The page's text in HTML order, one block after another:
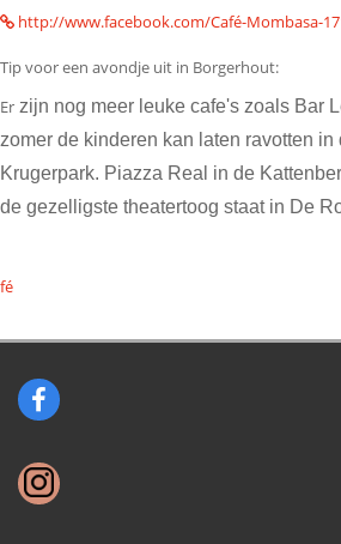
http://www.facebook.com/Café-Mombasa-
Tip voor een avondje uit in Borgerhout:
Er zijn nog meer leuke cafe's zoals Bar
zomer de kinderen kan laten ravotten
Krugerpark. Piazza Real in de
de gezelligste theatertoog staat in De